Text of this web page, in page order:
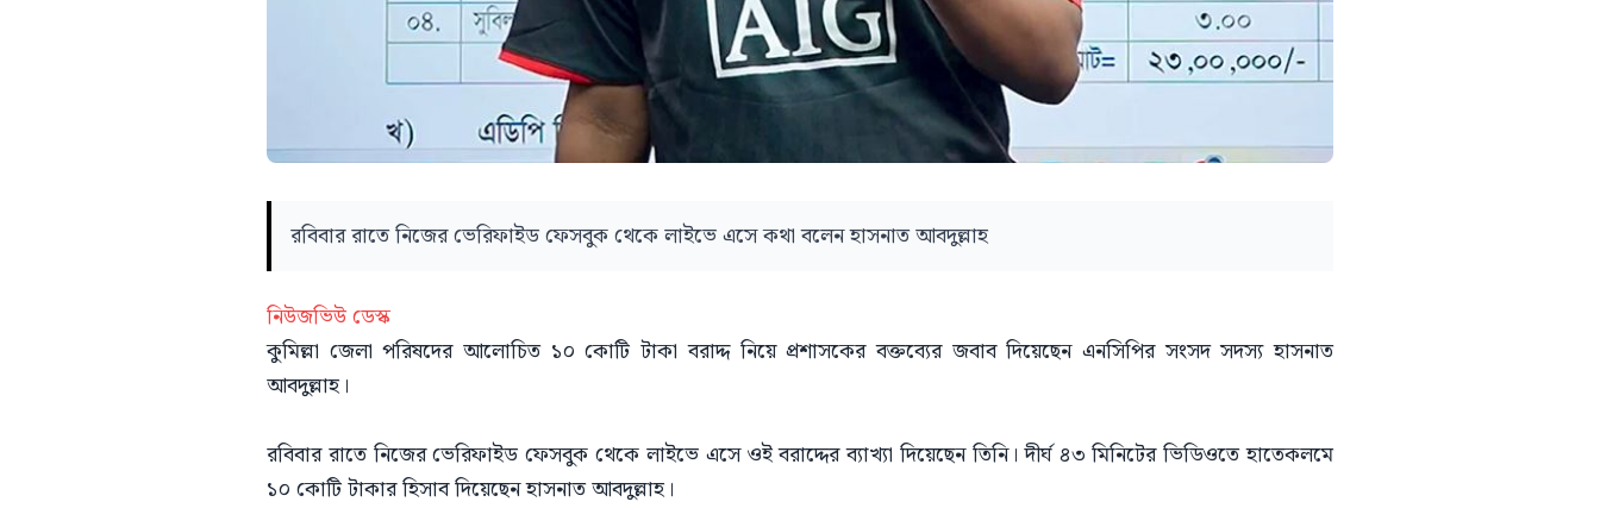
রবিবার রাতে নিজের ভেরিফাইড ফেসবুক থেকে লাইভে এসে কথা বলেন হাসনাত আবদুল্লাহ
নিউজভিউ ডেস্ক
কুমিল্লা জেলা পরিষদের আলোচিত ১০ কোটি টাকা বরাদ্দ নিয়ে প্রশাসকের বক্তব্যের জবাব দিয়েছেন এনসিপির সংসদ সদস্য হাসনাত
আবদুল্লাহ।
রবিবার রাতে নিজের ভেরিফাইড ফেসবুক থেকে লাইভে এসে ওই বরাদ্দের ব্যাখ্যা দিয়েছেন তিনি। দীর্ঘ ৪৩ মিনিটের ভিডিওতে হাতেকলমে
১০ কোটি টাকার হিসাব দিয়েছেন হাসনাত আবদুল্লাহ।